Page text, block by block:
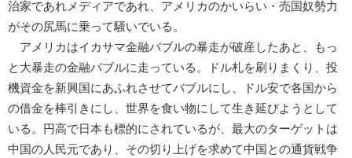
治家であれメディアであれ、アメリカのかいらい・売国奴勢力
がその尻馬に乗って騒いでいる。
アメリカはイカサマ金融バブルの暴走が破産したあと、もっ
と大暴走の金融バブルに走っている。ドル札を刷りまくり、投
機資金を新興国にあふれさせてバブルにし、ドル安で各国から
の借金を棒引きにし、世界を食い物にして生き延びようとして
いる。円高で日本も標的にされているが、最大のターゲットは
中国の人民元であり、その切り上げを求めて中国との通貨戦争